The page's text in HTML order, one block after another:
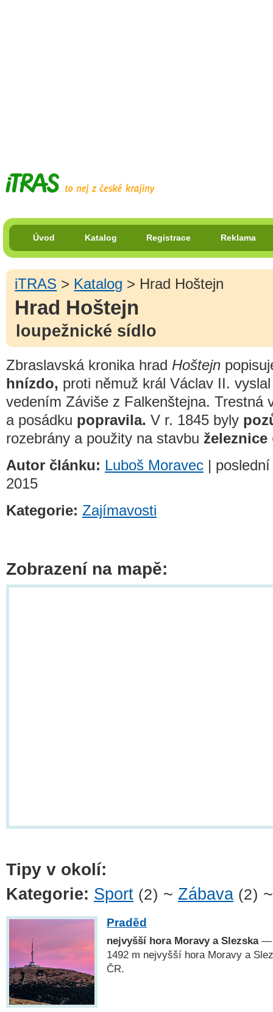
Úvod Katalog Registrace Reklama
iTRAS > Katalog > Hrad Hoštejn
Hrad Hoštejn
loupežnické sídlo
Zbraslavská kronika hrad Hoštejn
hnízdo, proti němuž král Václav II.
vedením Záviše z Falkenštejna. Trestná
a posádku popravila. V r. 1845 byly
rozebrány a použity na stavbu železnice
Autor článku: Luboš Moravec |
2015
Kategorie: Zajímavosti
Zobrazení na mapě:
Tipy v okolí:
Kategorie: Sport (2) ~ Zábava (2)
Praděd
nejvyšší hora Moravy a Slezska—
1492 m nejvyšší hora Moravy a
ČR.